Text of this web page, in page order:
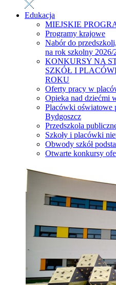
Edukacja
MIEJSKIE
Programy krajowe
Nabór do
na rok szkolny 2026/
KONKURSY NA
SZKÓŁ I
ROKU
Oferty pracy w
Opieka nad dziećmi
Placówki oświatowe
Bydgoszcz
Przedszkola
Szkoły i placówki
Obwody szkół
Otwarte konkursy